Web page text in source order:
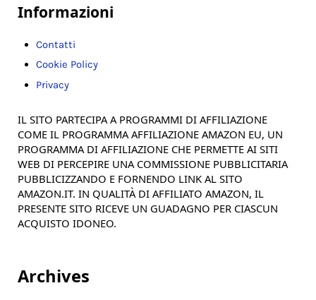
Informazioni
Contatti
Cookie Policy
Privacy
IL SITO PARTECIPA A PROGRAMMI DI AFFILIAZIONE
COME IL PROGRAMMA AFFILIAZIONE AMAZON EU, UN
PROGRAMMA DI AFFILIAZIONE CHE PERMETTE AI SITI
WEB DI PERCEPIRE UNA COMMISSIONE PUBBLICITARIA
PUBBLICIZZANDO E FORNENDO LINK AL SITO
AMAZON.IT. IN QUALITÀ DI AFFILIATO AMAZON, IL
PRESENTE SITO RICEVE UN GUADAGNO PER CIASCUN
ACQUISTO IDONEO.
Archives